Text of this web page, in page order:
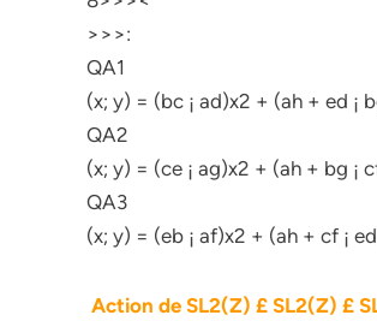
>>>:
QA1
(x; y) = (bc ¡ ad)x2 + (ah + ed ¡
QA2
(x; y) = (ce ¡ ag)x2 + (ah + bg ¡
QA3
(x; y) = (eb ¡ af)x2 + (ah + cf ¡
Action de SL2(Z) £ SL2(Z) £